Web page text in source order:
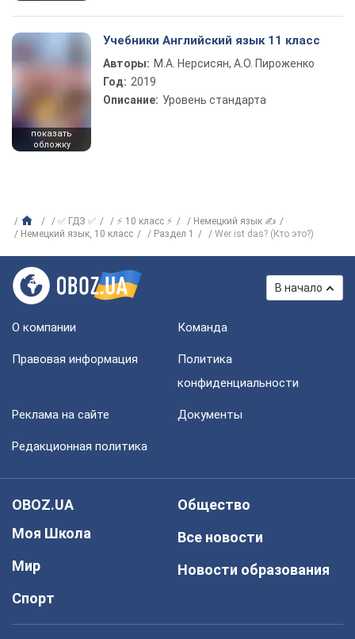
показать
обложку
Учебники Английский язык 11 класс
Авторы: М.А. Нерсисян, А.О. Пироженко
Год: 2019
Описание: Уровень стандарта
✅ ГДЗ ✅ ⚡ 10 класс ⚡
Немецкий язык ✍
Немецкий язык, 10 класс
Раздел 1 Wer ist das? (Кто это?)
В начало
О компании Команда
Правовая информация
Политика
конфиденциальности
Реклама на сайте Документы
Редакционная политика
OBOZ.UA
Моя Школа
Мир
Спорт
Общество
Все новости
Новости образования